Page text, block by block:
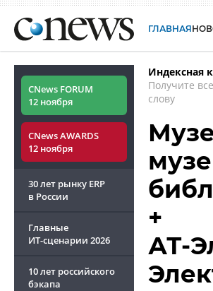
ГЛАВНАЯ
CNews FORUM
12 ноября
CNews AWARDS
12 ноября
30 лет рынку ERP
в России
Главные
ИТ-сценарии 2026
10 лет российского
бэкапа
Индексная
Получите
слову
+
АТ-